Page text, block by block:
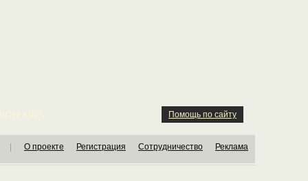
Помощь по сайту
О проекте Регистрация Сотрудничество Реклама